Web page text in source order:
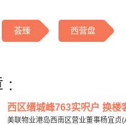
荟臻 西营盘
:
西区缙城峰763实呎户 换楼
美联物业港岛西南区营业董事杨宜贞